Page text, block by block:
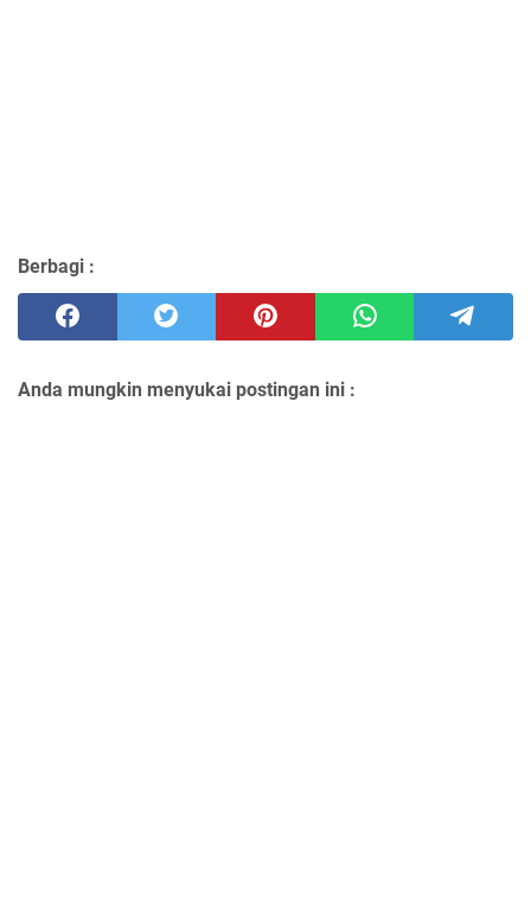
Berbagi :
Anda mungkin menyukai postingan ini :